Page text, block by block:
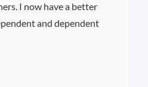
I now have a better
and dependent